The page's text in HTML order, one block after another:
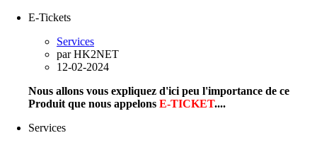
E-Tickets
Services
parHK2NET
12-02-2024
Nous allons vous expliquez d'ici peu l'importance de ce
Produit que nous appelons E-TICKET....
Services